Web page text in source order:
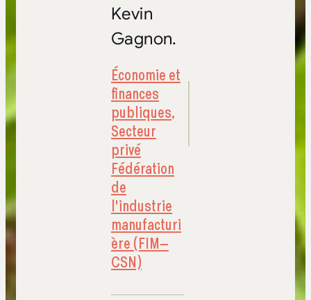
Kevin
Gagnon.
Économie et
finances
publiques,
Secteur
privé
Fédération
de
l'industrie
manufacturi
ère (FIM–
CSN)